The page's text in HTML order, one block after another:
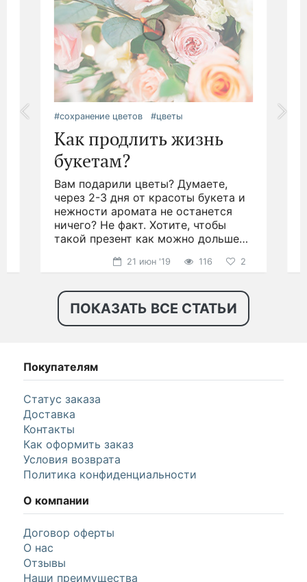
#сохранение цветов #цветы
Как продлить жизнь
букетам?
Вам подарили цветы? Думаете,
через 2-3 дня от красоты букета и
нежности аромата не останется
ничего? Не факт. Хотите, чтобы
такой презент как можно дольше
21 июн '19 116 2
ПОКАЗАТЬ ВСЕ СТАТЬИ
Покупателям
Статус заказа
Доставка
Контакты
Как оформить заказ
Условия возврата
Политика конфиденциальности
О компании
Договор оферты
О нас
Отзывы
Наши преимущества